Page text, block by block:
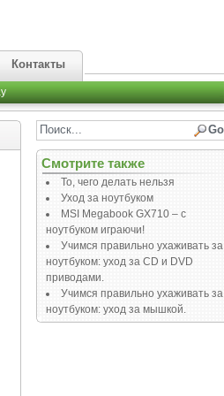
Контакты
Смотрите также
То, чего делать нельзя
Уход за ноутбуком
MSI Megabook GX710 – с
ноутбуком играючи!
Учимся правильно ухаживать за
ноутбуком: уход за СD и DVD
приводами.
Учимся правильно ухаживать за
ноутбуком: уход за мышкой.